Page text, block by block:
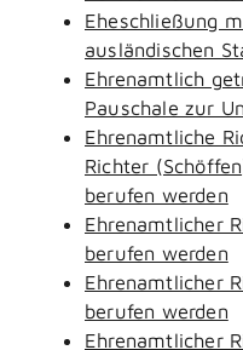
Eheschließung
ausländischen
Ehrenamtlich
Pauschale zur
Ehrenamtliche
Richter
berufen werden
Ehrenamtlicher
berufen werden
Ehrenamtlicher
berufen werden
Ehrenamtlicher